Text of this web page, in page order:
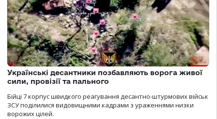
Українські десантники позбавляють ворога живої
сили, провізії та пального
Бійці 7 корпус швидкого реагування десантно-штурмових військ
ЗСУ поділилися видовищними кадрами з ураженнями низки
ворожих цілей.